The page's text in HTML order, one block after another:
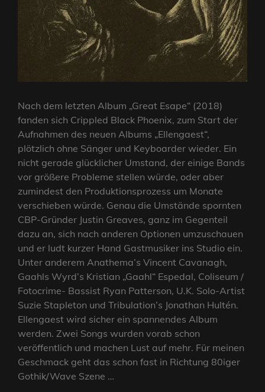
Nach dem letzten Album „Great Esape“ (2018)
fanden sich Crippled Black Phoenix, zum Start der
Aufnahmen des neuen Albums „Ellengaest“,
plötzlich ohne Sänger und Keyboarder wieder. Ein
nicht gerade glücklicher Umstand, der einige Bands
vor größere Probleme stellen würde, oder aber
zumindest den Produktionsprozess um Monate
verschieben würde. Genau die Umstände spornten
CBP-Gründer Justin Greaves, ganz im Gegenteil
dazu an, sich nach anderen Optionen umzuschauen
und er ludt kurzer Hand Gastmusiker ins Studio ein.
Unter anderem Anathema’s Vincent Cavanagh,
Gaahls Wyrd’s Kristian „Gaahl“ Espedal, Coliseum /
Fotocrime- Bassist Ryan Patterson, U.K. Solo-Artist
Suzie Stapleton und Tribulation’s Jonathan Hultén.
Ellengaest wird sicher ein spannendes Album
werden. Zwei Songs wurden vorab schon
veröffentlich und machen Lust auf mehr. Für meinen
Geschmack geht das schon fast in Richtung 80iger
Gothik/Wave Szene …